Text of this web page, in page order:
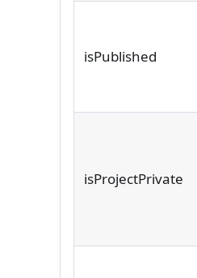
isPublished
isProjectPrivate